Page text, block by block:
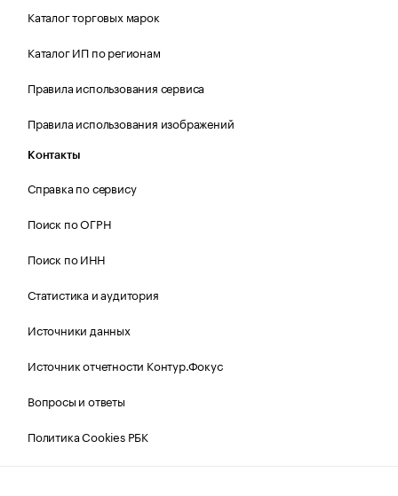
Каталог торговых марок
Каталог ИП по регионам
Правила использования сервиса
Правила использования изображений
Контакты
Справка по сервису
Поиск по ОГРН
Поиск по ИНН
Статистика и аудитория
Источники данных
Источник отчетности Контур.Фокус
Вопросы и ответы
Политика Cookies РБК